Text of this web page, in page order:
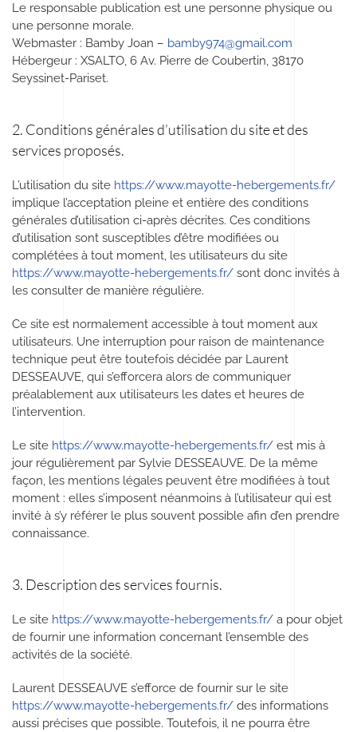
Le responsable publication est une personne physique ou
une personne morale.
Webmaster : Bamby Joan – bamby974@gmail.com
Hébergeur : XSALTO, 6 Av. Pierre de Coubertin, 38170
Seyssinet-Pariset.
2. Conditions générales d’utilisation du site et des
services proposés.
L’utilisation du site https://www.mayotte-hebergements.fr/
implique l’acceptation pleine et entière des conditions
générales d’utilisation ci-après décrites. Ces conditions
d’utilisation sont susceptibles d’être modifiées ou
complétées à tout moment, les utilisateurs du site
https://www.mayotte-hebergements.fr/ sont donc invités à
les consulter de manière régulière.
Ce site est normalement accessible à tout moment aux
utilisateurs. Une interruption pour raison de maintenance
technique peut être toutefois décidée par Laurent
DESSEAUVE, qui s’efforcera alors de communiquer
préalablement aux utilisateurs les dates et heures de
l’intervention.
Le site https://www.mayotte-hebergements.fr/ est mis à
jour régulièrement par Sylvie DESSEAUVE. De la même
façon, les mentions légales peuvent être modifiées à tout
moment : elles s’imposent néanmoins à l’utilisateur qui est
invité à s’y référer le plus souvent possible afin d’en prendre
connaissance.
3. Description des services fournis.
Le site https://www.mayotte-hebergements.fr/ a pour objet
de fournir une information concernant l’ensemble des
activités de la société.
Laurent DESSEAUVE s’efforce de fournir sur le site
https://www.mayotte-hebergements.fr/ des informations
aussi précises que possible. Toutefois, il ne pourra être